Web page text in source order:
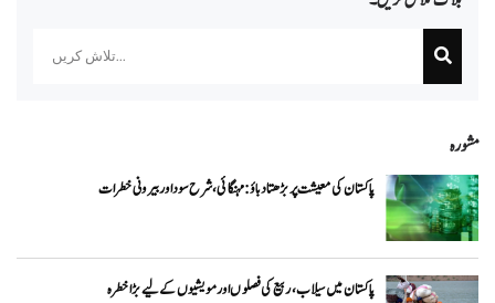
مشورہ
پاکستان کی معیشت پر بڑھتا دباؤ: مہنگائی، شرح سود اور بیرونی خطرات
پاکستان میں سیلاب، ربیع کی فصلوں اور مویشیوں کے لیے بڑا خطرہ